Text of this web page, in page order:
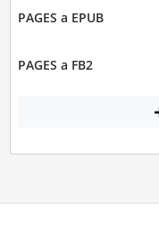
PAGES a EPUB
PAGES a FB2